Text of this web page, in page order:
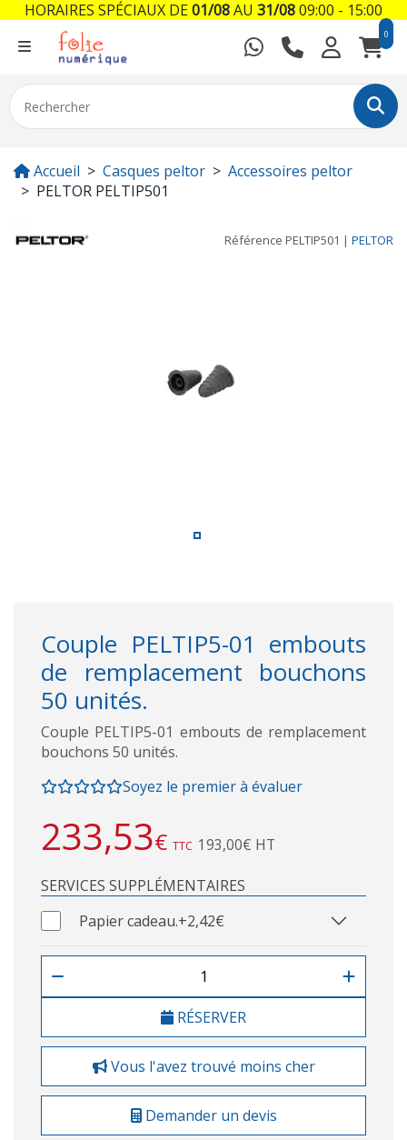
0
Accueil Casques peltor
Accessoires peltor
PELTOR PELTIP501
Référence PELTIP501 | PELTOR
Couple PELTIP5-01 embouts
de remplacement bouchons
50 unités.
Couple PELTIP5-01 embouts de remplacement
bouchons 50 unités.
Soyez le premier à évaluer
233,53€ TTC 193,00€ HT
SERVICES SUPPLÉMENTAIRES
Papier cadeau.+2,42€
RÉSERVER
Vous l'avez trouvé moins cher
Demander un devis
HORAIRES SPÉCIAUX DE01/08AU 31/0809:00 - 15:00